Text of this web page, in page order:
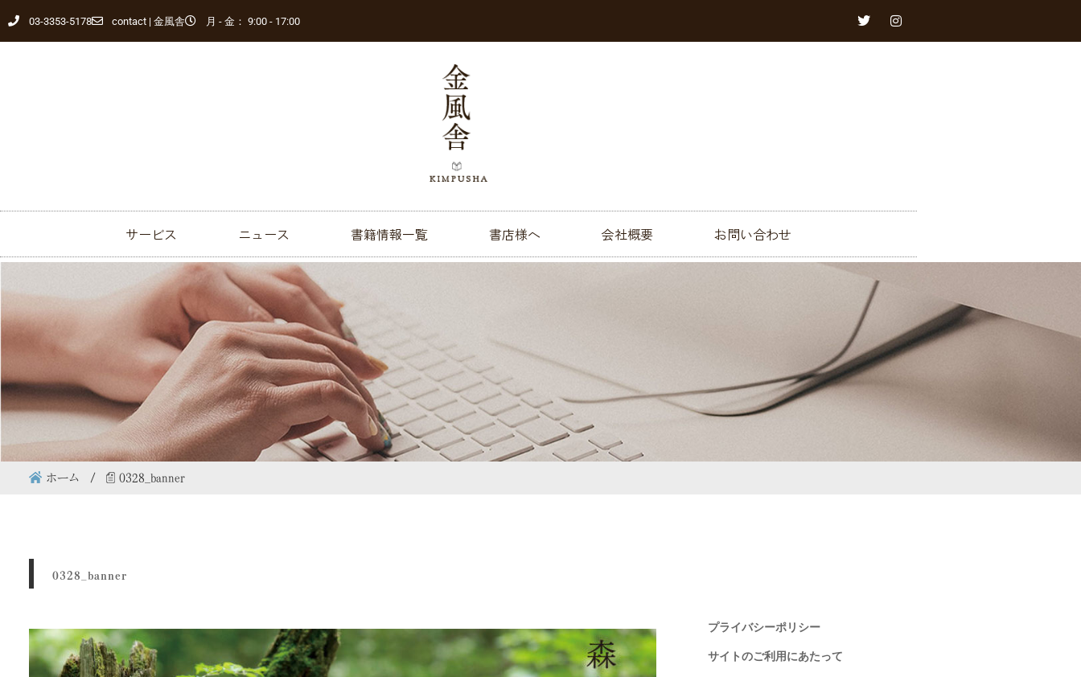
03-3353-5178 contact | 金風舎 月 - 金： 9:00 - 17:00
サービス ニュース 書籍情報一覧 書店様へ 会社概要 お問い合わせ
ホーム 0328_banner
0328_banner
プライバシーポリシー
サイトのご利用にあたって